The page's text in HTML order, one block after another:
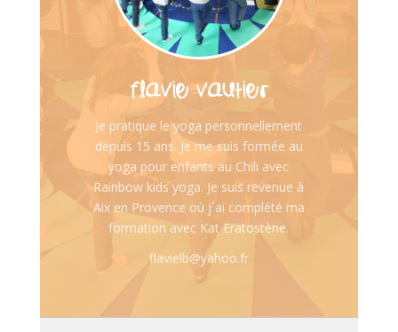
FLAVIE VAUTIER
Je pratique le yoga personnellement
depuis 15 ans. Je me suis formée au
yoga pour enfants au Chili avec
Rainbow kids yoga. Je suis revenue à
Aix en Provence où j´ai complété ma
formation avec Kat Eratostène.
flavielb@yahoo.fr